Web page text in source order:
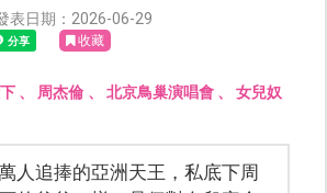
表日期：2026-06-29
收藏
、 周杰倫 、 北京鳥巢演唱會、 女兒奴
人追捧的亞洲天王，私底下周